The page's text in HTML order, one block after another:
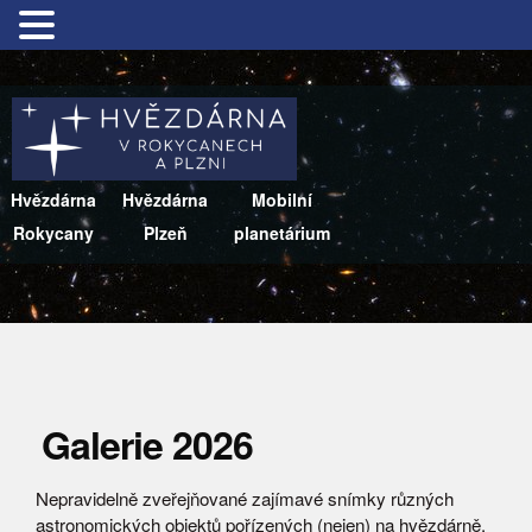
Hvězdárna
Rokycany
Hvězdárna
Plzeň
Mobilní
planetárium
Galerie 2026
Nepravidelně zveřejňované zajímavé snímky různých
astronomických objektů pořízených (nejen) na hvězdárně.